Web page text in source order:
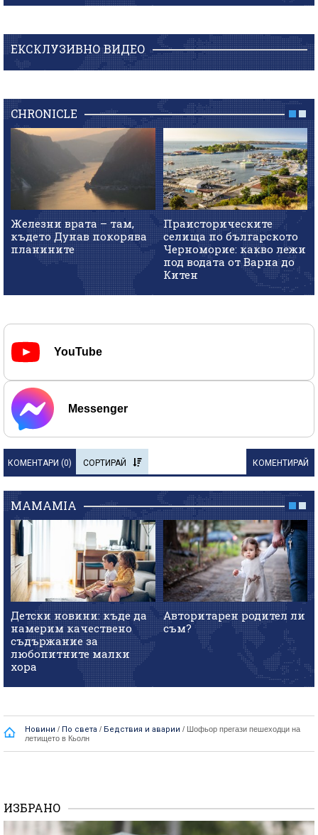
ЕКСКЛУЗИВНО ВИДЕО
CHRONICLE
Железни врата – там,
където Дунав покорява
планините
Праисторическите
селища по българското
Черноморие: какво лежи
под водата от Варна до
Китен
YouTube
Messenger
КОМЕНТАРИ (0) СОРТИРАЙ КОМЕНТИРАЙ
MAMAMIA
Детски новини: къде да
намерим качествено
съдържание за
любопитните малки
хора
Авторитарен родител ли
съм?
Новини / По света / Бедствия и аварии / Шофьор прегази пешеходци на
летището в Кьолн
ИЗБРАНО